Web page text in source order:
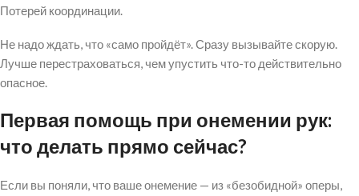
Потерей координации.
Не надо ждать, что «само пройдёт». Сразу вызывайте скорую.
Лучше перестраховаться, чем упустить что-то действительно
опасное.
Первая помощь при онемении рук:
что делать прямо сейчас?
Если вы поняли, что ваше онемение — из «безобидной» оперы,